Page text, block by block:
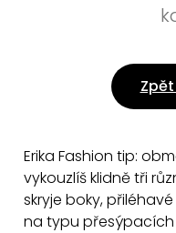
Erika Fashion tip:
vykouzlíš klidně tři
skryje boky,
na typu přesýpacích